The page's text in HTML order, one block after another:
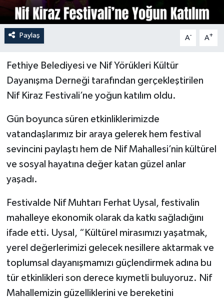
Paylaş A- A+
Fethiye Belediyesi ve Nif Yörükleri Kültür
Dayanışma Derneği tarafından gerçekleştirilen
Nif Kiraz Festivali’ne yoğun katılım oldu.
Gün boyunca süren etkinliklerimizde
vatandaşlarımız bir araya gelerek hem festival
sevincini paylaştı hem de Nif Mahallesi’nin kültürel
ve sosyal hayatına değer katan güzel anlar
yaşadı.
Festivalde Nif Muhtarı Ferhat Uysal, festivalin
mahalleye ekonomik olarak da katkı sağladığını
ifade etti. Uysal, “Kültürel mirasımızı yaşatmak,
yerel değerlerimizi gelecek nesillere aktarmak ve
toplumsal dayanışmamızı güçlendirmek adına bu
tür etkinlikleri son derece kıymetli buluyoruz. Nif
Mahallemizin güzelliklerini ve bereketini